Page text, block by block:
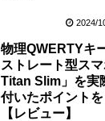
2024/
物理QWERTYキ
ストレート型ス
Titan Slim」を実
付いたポイント
【レビュー】